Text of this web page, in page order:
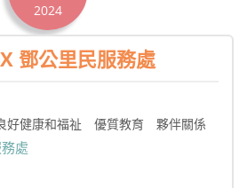
2024
鄧公里民服務處
好健康和福祉 優質教育 夥伴關係
處